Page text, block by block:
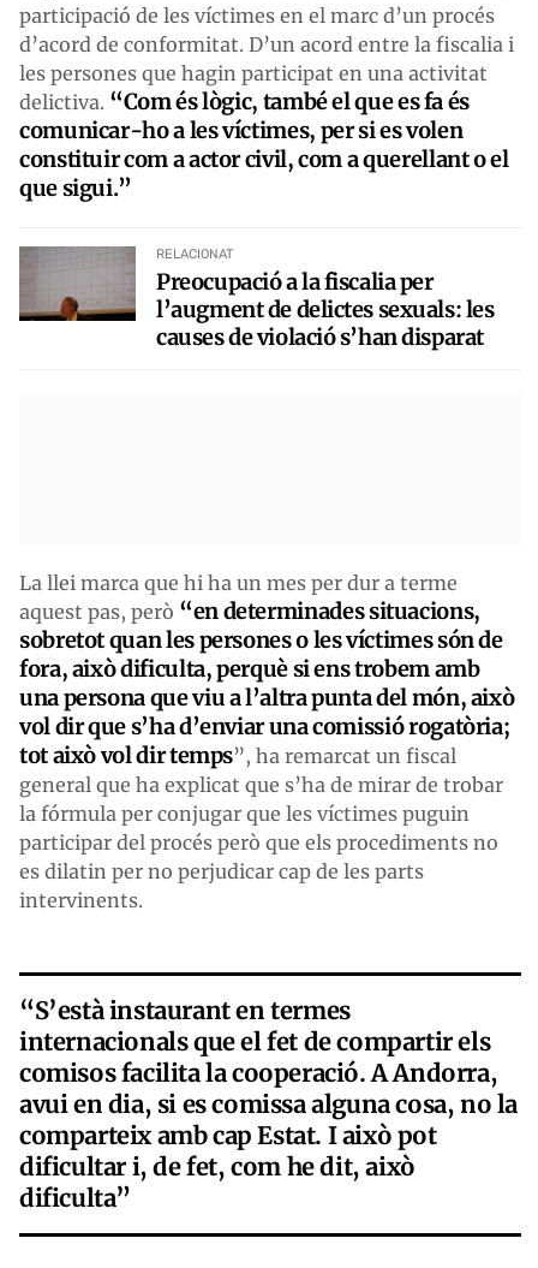
participació de les víctimes en el marc d’un procés
d’acord de conformitat. D’un acord entre la fiscalia i
les persones que hagin participat en una activitat
delictiva. “Com és lògic, també el que es fa és
comunicar-ho a les víctimes, per si es volen
constituir com a actor civil, com a querellant o el
que sigui.”
RELACIONAT
Preocupació a la fiscalia per
l’augment de delictes sexuals: les
causes de violació s’han disparat
La llei marca que hi ha un mes per dur a terme
aquest pas, però “en determinades situacions,
sobretot quan les persones o les víctimes són de
fora, això dificulta, perquè si ens trobem amb
una persona que viu a l’altra punta del món, això
vol dir que s’ha d’enviar una comissió rogatòria;
tot això vol dir temps”, ha remarcat un fiscal
general que ha explicat que s’ha de mirar de trobar
la fórmula per conjugar que les víctimes puguin
participar del procés però que els procediments no
es dilatin per no perjudicar cap de les parts
intervinents.
“S’està instaurant en termes
internacionals que el fet de compartir els
comisos facilita la cooperació. A Andorra,
avui en dia, si es comissa alguna cosa, no la
comparteix amb cap Estat. I això pot
dificultar i, de fet, com he dit, això
dificulta”